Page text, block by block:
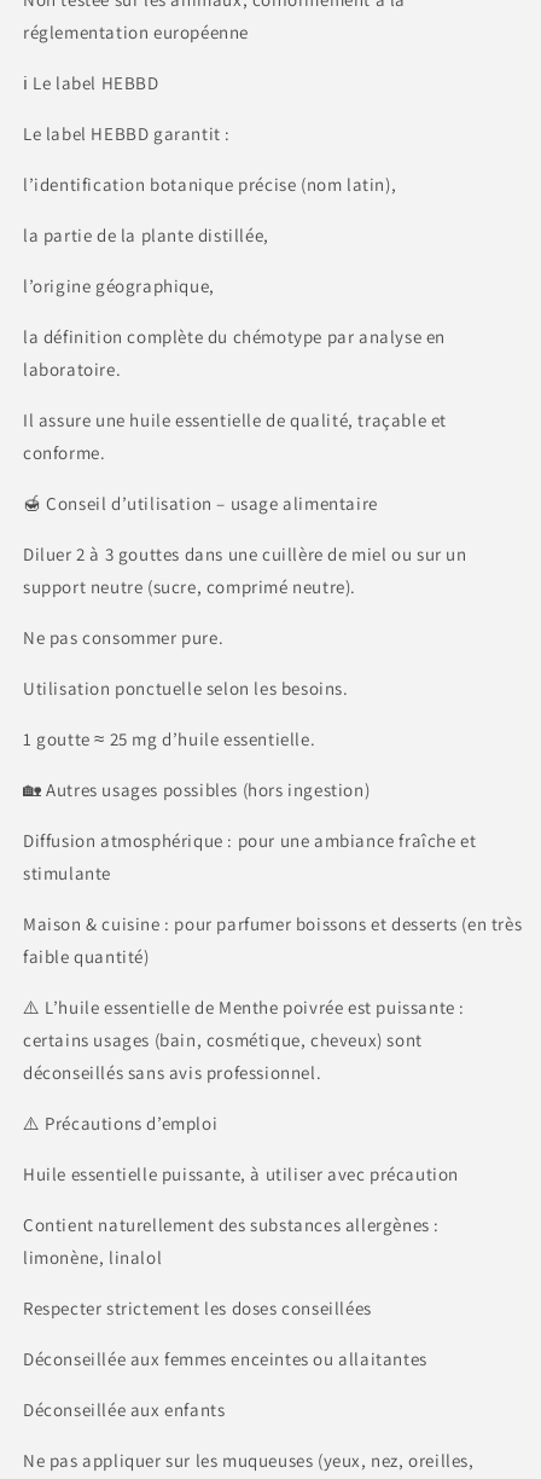
réglementation européenne
ℹ️ Le label HEBBD
Le label HEBBD garantit :
l’identification botanique précise (nom latin),
la partie de la plante distillée,
l’origine géographique,
la définition complète du chémotype par analyse en
laboratoire.
Il assure une huile essentielle de qualité, traçable et
conforme.
🍯 Conseil d’utilisation – usage alimentaire
Diluer 2 à 3 gouttes dans une cuillère de miel ou sur un
support neutre (sucre, comprimé neutre).
Ne pas consommer pure.
Utilisation ponctuelle selon les besoins.
1 goutte ≈ 25 mg d’huile essentielle.
🏡 Autres usages possibles (hors ingestion)
Diffusion atmosphérique : pour une ambiance fraîche et
stimulante
Maison & cuisine : pour parfumer boissons et desserts (en très
faible quantité)
⚠️ L’huile essentielle de Menthe poivrée est puissante :
certains usages (bain, cosmétique, cheveux) sont
déconseillés sans avis professionnel.
⚠️ Précautions d’emploi
Huile essentielle puissante, à utiliser avec précaution
Contient naturellement des substances allergènes :
limonène, linalol
Respecter strictement les doses conseillées
Déconseillée aux femmes enceintes ou allaitantes
Déconseillée aux enfants
Ne pas appliquer sur les muqueuses (yeux, nez, oreilles,